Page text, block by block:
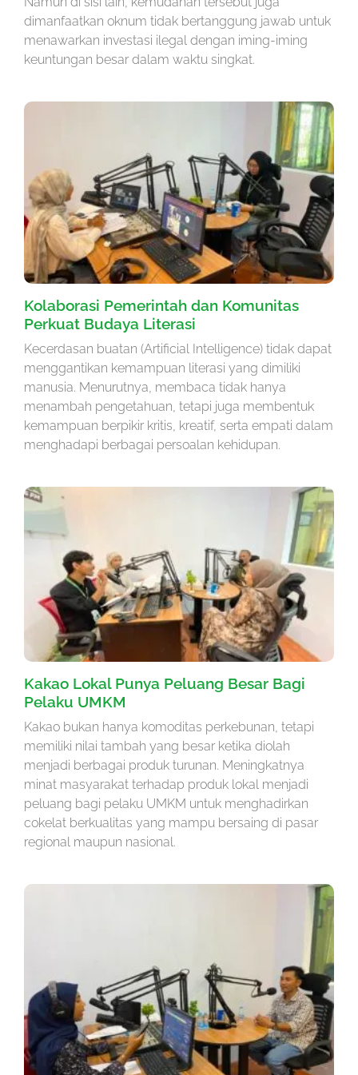
dimanfaatkan oknum tidak bertanggung jawab untuk
menawarkan investasi ilegal dengan iming-iming
keuntungan besar dalam waktu singkat.
Kolaborasi Pemerintah dan Komunitas
Perkuat Budaya Literasi
Kecerdasan buatan (Artificial Intelligence) tidak dapat
menggantikan kemampuan literasi yang dimiliki
manusia. Menurutnya, membaca tidak hanya
menambah pengetahuan, tetapi juga membentuk
kemampuan berpikir kritis, kreatif, serta empati dalam
menghadapi berbagai persoalan kehidupan.
Kakao Lokal Punya Peluang Besar Bagi
Pelaku UMKM
Kakao bukan hanya komoditas perkebunan, tetapi
memiliki nilai tambah yang besar ketika diolah
menjadi berbagai produk turunan. Meningkatnya
minat masyarakat terhadap produk lokal menjadi
peluang bagi pelaku UMKM untuk menghadirkan
cokelat berkualitas yang mampu bersaing di pasar
regional maupun nasional.